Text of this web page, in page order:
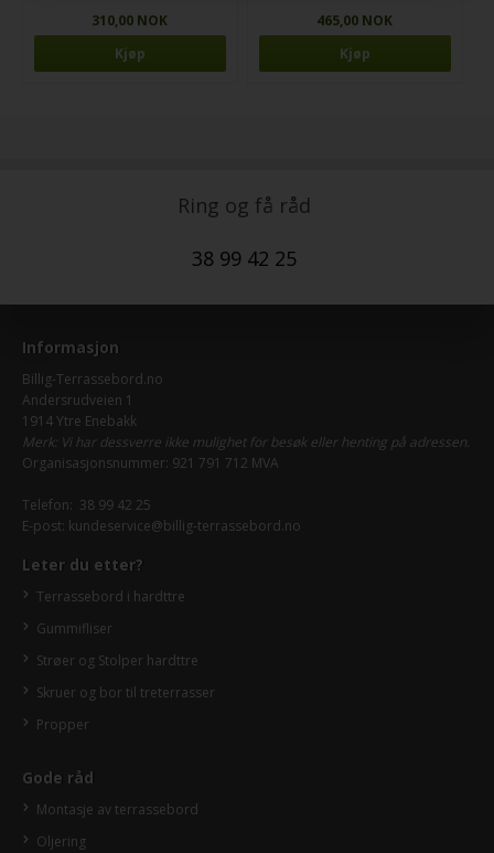
310,00 NOK 465,00 NOK
Ring og få råd
38 99 42 25
Informasjon
Billig-Terrassebord.no
Andersrudveien 1
1914 Ytre Enebakk
Merk: Vi har dessverre ikke mulighet for besøk eller henting på adressen.
Organisasjonsnummer: 921 791 712 MVA
Telefon: 38 99 42 25
E-post: kundeservice@billig-terrassebord.no
Leter du etter?
Terrassebord i hardttre
Gummifliser
Strøer og Stolper hardttre
Skruer og bor til treterrasser
Propper
Gode råd
Montasje av terrassebord
Oljering